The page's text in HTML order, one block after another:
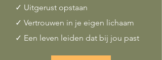
✓ Uitgerust opstaan
✓ Vertrouwen in je eigen lichaam
✓ Een leven leiden dat bij jou past